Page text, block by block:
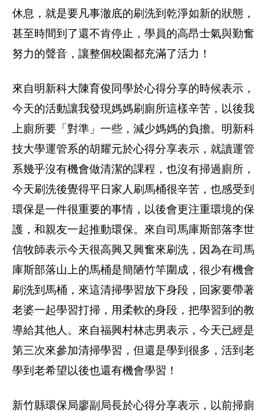
休息，就是要凡事澈底的刷洗到乾淨如新的狀態，
甚至時間到了還不肯停止，學員的高昂士氣與勤奮
努力的聲音，讓整個校園都充滿了活力！
來自明新科大陳育俊同學於心得分享的時候表示，
今天的活動讓我發現媽媽刷廁所這樣辛苦，以後我
上廁所要「對準」一些，減少媽媽的負擔。明新科
技大學運管系的胡耀元於心得分享表示，就讀運管
系幾乎沒有機會做清潔的課程，也沒有掃過廁所，
今天刷洗後覺得平日家人刷馬桶很辛苦，也感受到
環保是一件很重要的事情，以後會更注重環境的保
護，和親友一起推動環保。來自司馬庫斯部落李世
信牧師表示今天很高興又興奮來刷洗，因為在司馬
庫斯部落山上的馬桶是簡陋竹竿圍成，很少有機會
刷洗到馬桶，來這清掃學習放下身段，回家要帶著
老婆一起學習打掃，用柔軟的身段，把學習到的教
導給其他人。來自福興村林志男表示，今天已經是
第三次來參加清掃學習，但還是學到很多，活到老
學到老希望以後也還有機會學習！
新竹縣環保局廖副局長於心得分享表示，以前掃廁